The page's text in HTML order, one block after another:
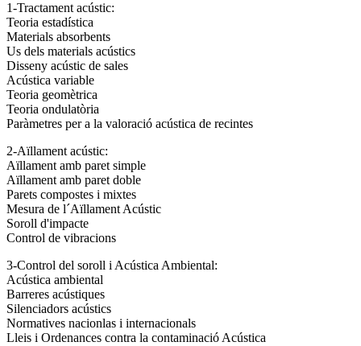
1-Tractament acústic:
Teoria estadística
Materials absorbents
Us dels materials acústics
Disseny acústic de sales
Acústica variable
Teoria geomètrica
Teoria ondulatòria
Paràmetres per a la valoració acústica de recintes
2-Aïllament acústic:
Aïllament amb paret simple
Aïllament amb paret doble
Parets compostes i mixtes
Mesura de l´Aïllament Acústic
Soroll d'impacte
Control de vibracions
3-Control del soroll i Acústica Ambiental:
Acústica ambiental
Barreres acústiques
Silenciadors acústics
Normatives nacionlas i internacionals
Lleis i Ordenances contra la contaminació Acústica